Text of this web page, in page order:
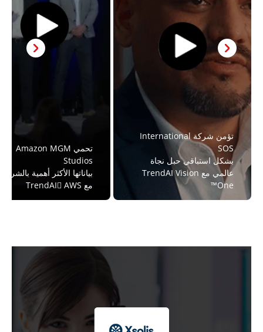
تؤمن شركة International
SOS
بشكل استباقي حبل نجاة
عالمي مع TrendAI Vision
One™
تحمي Amazon MGM
Studios
بياناتها الأكثر أهمية بالشراكة
مع TrendAI AWS